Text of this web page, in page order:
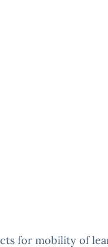
for mobility of